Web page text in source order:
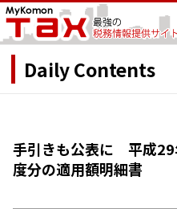
Daily Contents
手引きも公表に 平成29
度分の適用額明細書